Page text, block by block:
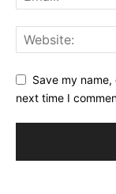
Save my
next time I